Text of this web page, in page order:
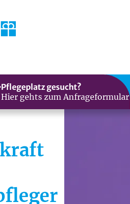
Pflegeplatz gesucht?
Hier gehts zum Anfrageformular